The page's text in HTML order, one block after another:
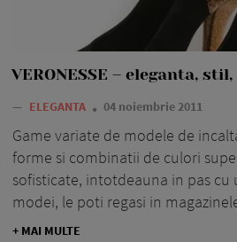
VERONESSE – eleganta,
— ELEGANTA 04 noiembrie 2011
Game variate de modele de
forme si combinatii de culori
sofisticate, intotdeauna in pas
modei, le poti regasi in magazinele
+ MAI MULTE